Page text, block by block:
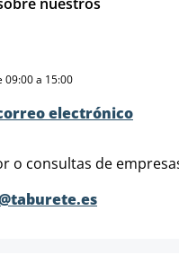
09:00 a 15:00
electrónico
o consultas de